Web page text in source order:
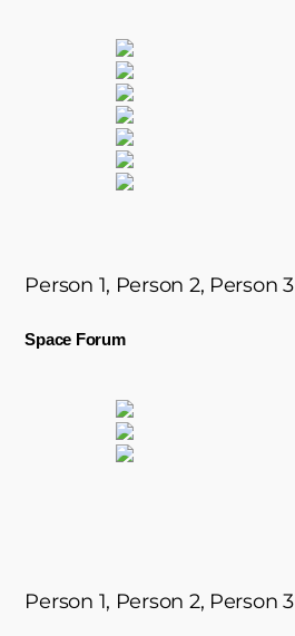
Person 1, Person 2, Person 3
Space Forum
Person 1, Person 2, Person 3